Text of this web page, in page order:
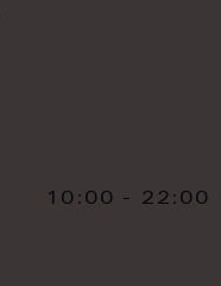
10:00 - 22:00